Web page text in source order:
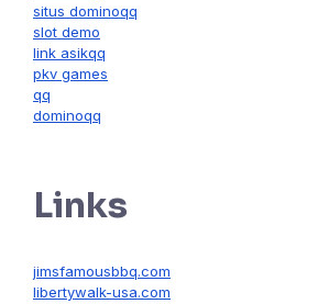
situs dominoqq
slot demo
link asikqq
pkv games
qq
dominoqq
Links
jimsfamousbbq.com
libertywalk-usa.com